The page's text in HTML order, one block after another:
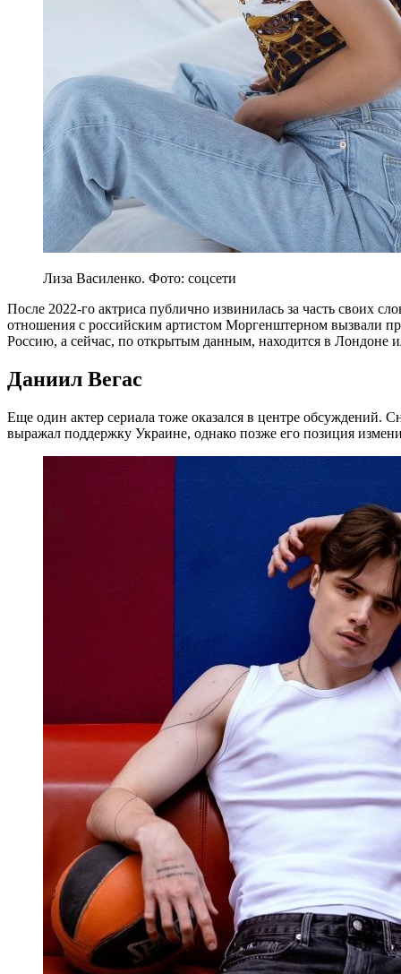
Лиза Василенко. Фото: соцсети
После 2022-го актриса публично извинилась за часть своих
отношения с российским артистом Моргенштерном вызвали
Россию, а сейчас, по открытым данным, находится в Лондоне
Даниил Вегас
Еще один актер сериала тоже оказался в центре обсуждений.
выражал поддержку Украине, однако позже его позиция